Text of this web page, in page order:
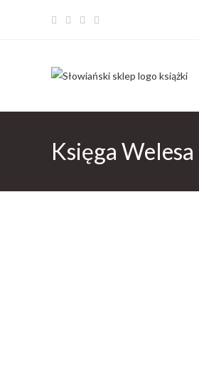
Księga Welesa